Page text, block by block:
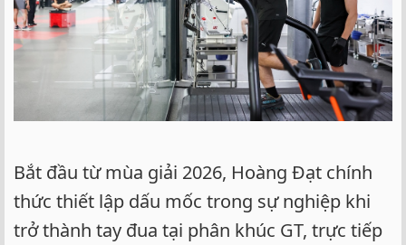
Bắt đầu từ mùa giải 2026, Hoàng Đạt chính
thức thiết lập dấu mốc trong sự nghiệp khi
trở thành tay đua tại phân khúc GT, trực tiếp